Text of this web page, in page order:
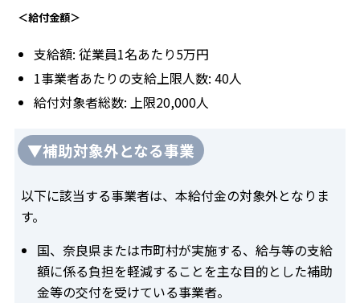
＜給付金額＞
支給額: 従業員1名あたり5万円
1事業者あたりの支給上限人数: 40人
給付対象者総数: 上限20,000人
▼補助対象外となる事業
以下に該当する事業者は、本給付金の対象外となりま
す。
国、奈良県または市町村が実施する、給与等の支給
額に係る負担を軽減することを主な目的とした補助
金等の交付を受けている事業者。